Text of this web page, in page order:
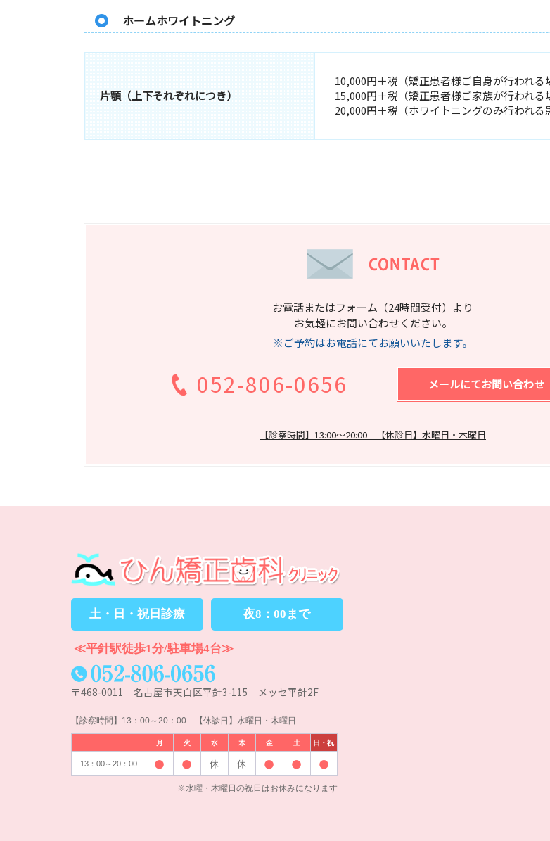
ホームホワイトニング
片顎（上下それぞれにつき）
10,000円＋税（矯正患者様ご自身が行われる
15,000円＋税（矯正患者様ご家族が行われる
20,000円＋税（ホワイトニングのみ行われる
お電話またはフォーム（24時間受付）より
お気軽にお問い合わせください。
※ご予約はお電話にてお願いいたします。
052-806-0656 メールにてお問い合わせ
【診察時間】13:00～20:00 【休診日】水曜日・木曜日
土・日・祝日診療 夜8：00まで
≪平針駅徒歩1分/駐車場4台≫
〒468-0011 名古屋市天白区平針3-115 メッセ平針2F
【診察時間】13：00～20：00 【休診日】水曜日・木曜日
月 火 水 木 金 土 日・祝
13：00～20：00 休 休
※水曜・木曜日の祝日はお休みになります